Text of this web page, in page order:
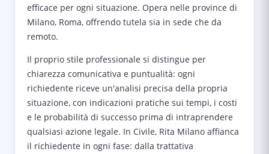
efficace per ogni situazione. Opera nelle province di
Milano, Roma, offrendo tutela sia in sede che da
remoto.
Il proprio stile professionale si distingue per
chiarezza comunicativa e puntualità: ogni
richiedente riceve un'analisi precisa della propria
situazione, con indicazioni pratiche sui tempi, i costi
e le probabilità di successo prima di intraprendere
qualsiasi azione legale. In Civile, Rita Milano affianca
il richiedente in ogni fase: dalla trattativa